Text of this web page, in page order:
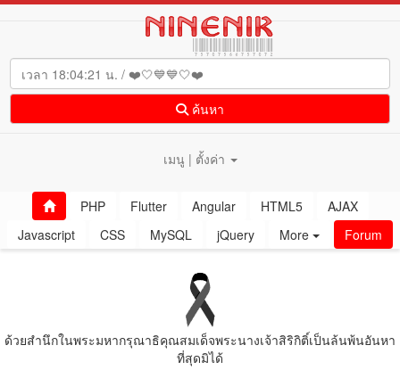
ค้นหา
เมนู | ตั้งค่า
PHP Flutter Angular HTML5
AJAX
Javascript
CSS MySQL jQuery More Forum
ด้วยสํานึกในพระมหากรุณาธิคุณสมเด็จพระนางเจ้าสิริกิติ์เป็นล้นพ้นอันหา
ที่สุดมิได้